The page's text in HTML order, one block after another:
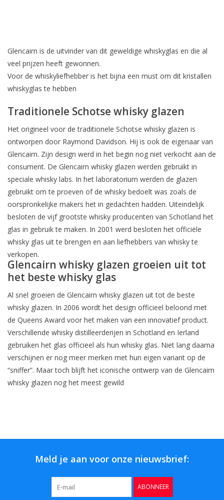
Glencairn is de uitvinder van dit geweldige whiskyglas en die al
veel prijzen heeft gewonnen.
Voor de whiskyliefhebber is het bijna een must om dit kristallen
whiskyglas te hebben
Traditionele Schotse whisky glazen
Het origineel voor de traditionele Schotse whisky glazen is
ontworpen door Raymond Davidson. Hij is ook de eigenaar van
Glencairn. Zijn design werd in het begin nog niet verkocht aan de
consument. De Glencairn whisky glazen werden gebruikt in
speciale whisky labs. In het laboratorium werden de glazen
gebruikt om te proeven of de whisky bedoelt was zoals de
oorspronkelijke makers het in gedachten hadden. Uiteindelijk
besloten de vijf grootste whisky producenten van Schotland het
glas in gebruik te maken. In 2001 werd besloten het officiële
whisky glas uit te brengen en aan liefhebbers van whisky te
verkopen.
Glencairn whisky glazen groeien uit tot
het beste whisky glas
Al snel groeien de Glencairn whisky glazen uit tot de beste
whisky glazen. In 2006 wordt het design officieel beloond met
de Queens Award voor het maken van een innovatief product.
Verschillende whisky distilleerderijen in Schotland en Ierland
gebruiken het glas officieel als hun whisky glas. Niet lang daarna
verschijnen er nog meer merken met hun eigen variant op de
“sniffer”. Maar toch blijft het iconische ontwerp van de Glencairn
whisky glazen nog het meest gewild
Meld je aan voor onze nieuwsbrief:
ABONNEER